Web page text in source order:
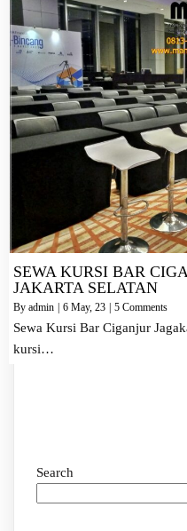
SEWA KURSI BAR
JAKARTA SELATAN
By admin 6 May, 23 5 Comments
Sewa Kursi Bar Ciganjur
kursi…
Search